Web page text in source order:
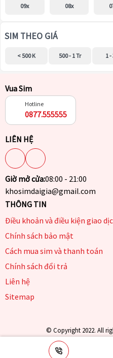
09x 08x
SIM THEO GIÁ
< 500 K 500 - 1 Tr 1 -
Vua Sim
Hotline
0877.555555
LIÊN HỆ
Giờ mở cửa:08:00 - 21:00
khosimdaigia@gmail.com
THÔNG TIN
Điều khoản và điều kiện giao
Chính sách bảo mật
Cách mua sim và thanh toán
Chính sách đổi trả
Liên hệ
Sitemap
© Copyright 2022. All